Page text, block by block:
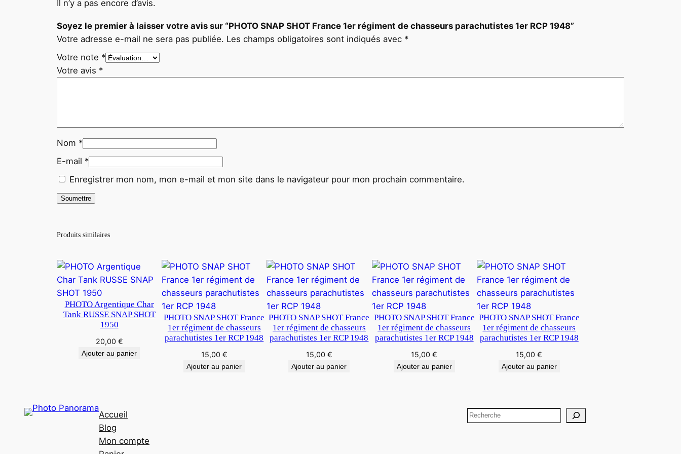
a
e
r
8
Il n’y a pas encore d’avis.
Soyez le premier à laisser votre avis sur “PHOTO SNAP SHOT France 1er régiment de chasseurs parachutistes 1er RCP 1948”
Votre adresse e-mail ne sera pas publiée. Les champs obligatoires sont indiqués avec *
Votre note *
Votre avis *
Nom *
E-mail *
Enregistrer mon nom, mon e-mail et mon site dans le navigateur pour mon prochain commentaire.
Produits similaires
PHOTO Argentique Char
Tank RUSSE SNAP SHOT
1950
20,00 €
Ajouter au panier
PHOTO SNAP SHOT France
1er régiment de chasseurs
parachutistes 1er RCP 1948
15,00 €
Ajouter au panier
PHOTO SNAP SHOT France
1er régiment de chasseurs
parachutistes 1er RCP 1948
15,00 €
Ajouter au panier
PHOTO SNAP SHOT France
1er régiment de chasseurs
parachutistes 1er RCP 1948
15,00€
Ajouter au panier
PHOTO SNAP SHOT France
1er régiment de chasseurs
parachutistes 1er RCP 1948
15,00€
Ajouter au panier
Accueil
Blog
Mon compte
R